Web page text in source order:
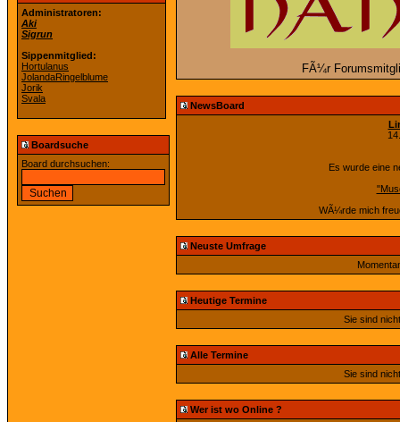
Administratoren:
Aki
Sigrun
Sippenmitglied:
Hortulanus
JolandaRingelblume
Jorik
Svala
Boardsuche
Board durchsuchen:
FÃ¼r
NewsBoard
Es wurde eine
WÃ¼rde mich
Neuste Umfrage
Heutige Termine
Sie sind
Alle Termine
Sie sind
Wer ist wo Online ?